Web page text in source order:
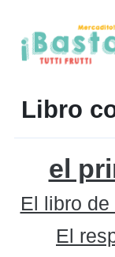
Libro
el
El libro
El